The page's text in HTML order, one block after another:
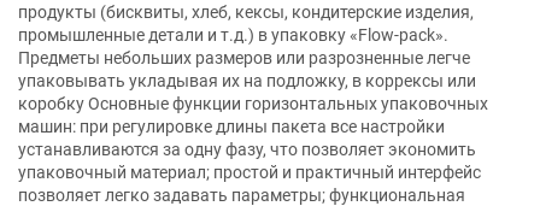
продукты (бисквиты, хлеб, кексы, кондитерские изделия,
промышленные детали и т.д.) в упаковку «Flow-pack».
Предметы небольших размеров или разрозненные легче
упаковывать укладывая их на подложку, в коррексы или
коробку Основные функции горизонтальных упаковочных
машин: при регулировке длины пакета все настройки
устанавливаются за одну фазу, что позволяет экономить
упаковочный материал; простой и практичный интерфейс
позволяет легко задавать параметры; функциональная